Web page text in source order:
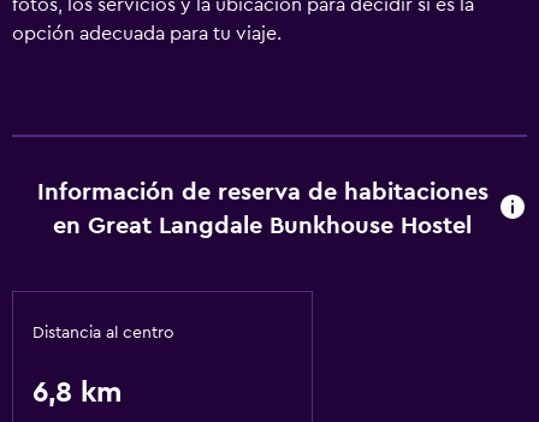
fotos, los servicios y la ubicación para decidir si es la
opción adecuada para tu viaje.
Información de reserva de habitaciones
en Great Langdale Bunkhouse Hostel
Distancia al centro
6,8 km